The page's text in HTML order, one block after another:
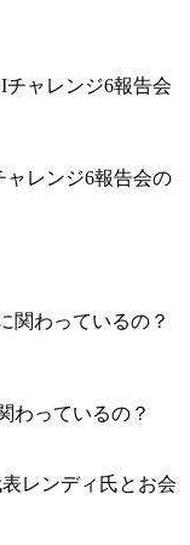
ャレンジ6報告会の
わっているの？